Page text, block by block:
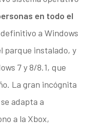
en todo el
a Windows
parque instalado, y
7 y 8/8.1, que
La gran incógnita
adapta a
a la Xbox,